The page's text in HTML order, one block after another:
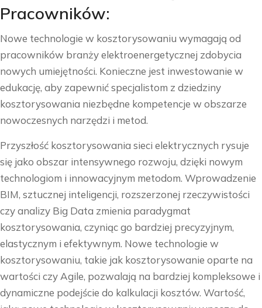
Pracowników:
Nowe technologie w kosztorysowaniu wymagają od
pracowników branży elektroenergetycznej zdobycia
nowych umiejętności. Konieczne jest inwestowanie w
edukację, aby zapewnić specjalistom z dziedziny
kosztorysowania niezbędne kompetencje w obszarze
nowoczesnych narzędzi i metod.
Przyszłość kosztorysowania sieci elektrycznych rysuje
się jako obszar intensywnego rozwoju, dzięki nowym
technologiom i innowacyjnym metodom. Wprowadzenie
BIM, sztucznej inteligencji, rozszerzonej rzeczywistości
czy analizy Big Data zmienia paradygmat
kosztorysowania, czyniąc go bardziej precyzyjnym,
elastycznym i efektywnym. Nowe technologie w
kosztorysowaniu, takie jak kosztorysowanie oparte na
wartości czy Agile, pozwalają na bardziej kompleksowe i
dynamiczne podejście do kalkulacji kosztów. Wartość,